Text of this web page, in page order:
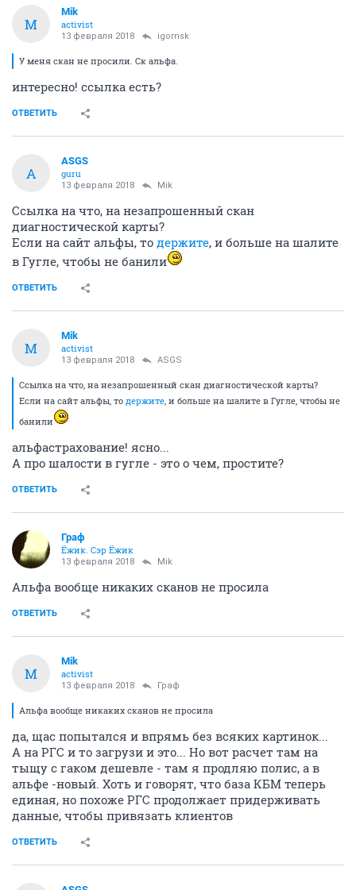
M
Mik
activist
13 февраля 2018 igornsk
У меня скан не просили. Ск альфа.
интересно! ссылка есть?
ОТВЕТИТЬ
A
ASGS
guru
13 февраля 2018 Mik
Ссылка на что, на незапрошенный скан
диагностической карты?
Если на сайт альфы, то держите, и больше на шалите
в Гугле, чтобы не банили
ОТВЕТИТЬ
M
Mik
activist
13 февраля 2018 ASGS
Ссылка на что, на незапрошенный скан диагностической карты?
Если на сайт альфы, то держите, и больше на шалите в Гугле, чтобы не
банили
альфастрахование! ясно...
А про шалости в гугле - это о чем, простите?
ОТВЕТИТЬ
Граф
Ёжик. Сэр Ёжик
13 февраля 2018 Mik
Альфа вообще никаких сканов не просила
ОТВЕТИТЬ
M
Mik
activist
13 февраля 2018 Граф
Альфа вообще никаких сканов не просила
да, щас попытался и впрямь без всяких картинок...
А на РГС и то загрузи и это... Но вот расчет там на
тыщу с гаком дешевле - там я продляю полис, а в
альфе -новый. Хоть и говорят, что база КБМ теперь
единая, но похоже РГС продолжает придерживать
данные, чтобы привязать клиентов
ОТВЕТИТЬ